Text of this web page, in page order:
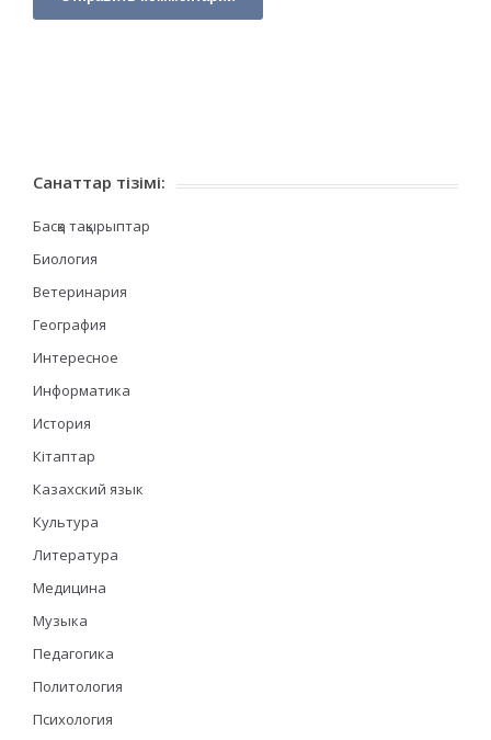
Санаттар тізімі:
Басқа тақырыптар
Биология
Ветеринария
География
Интересное
Информатика
История
Кітаптар
Казахский язык
Культура
Литература
Медицина
Музыка
Педагогика
Политология
Психология